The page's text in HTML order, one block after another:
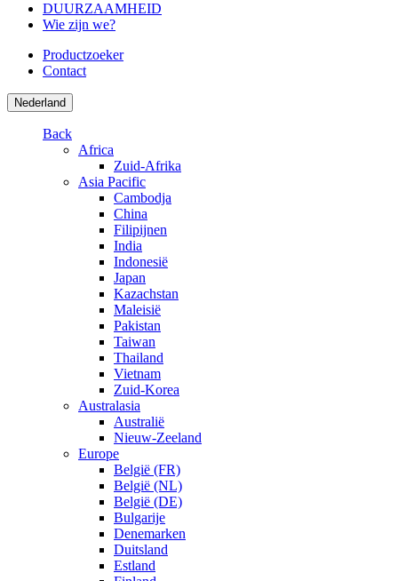
DUURZAAMHEID
Wie zijn we?
Productzoeker
Contact
Nederland
Back
Africa
Zuid-Afrika
Asia Pacific
Cambodja
China
Filipijnen
India
Indonesië
Japan
Kazachstan
Maleisië
Pakistan
Taiwan
Thailand
Vietnam
Zuid-Korea
Australasia
Australië
Nieuw-Zeeland
Europe
België (FR)
België (NL)
België (DE)
Bulgarije
Denemarken
Duitsland
Estland